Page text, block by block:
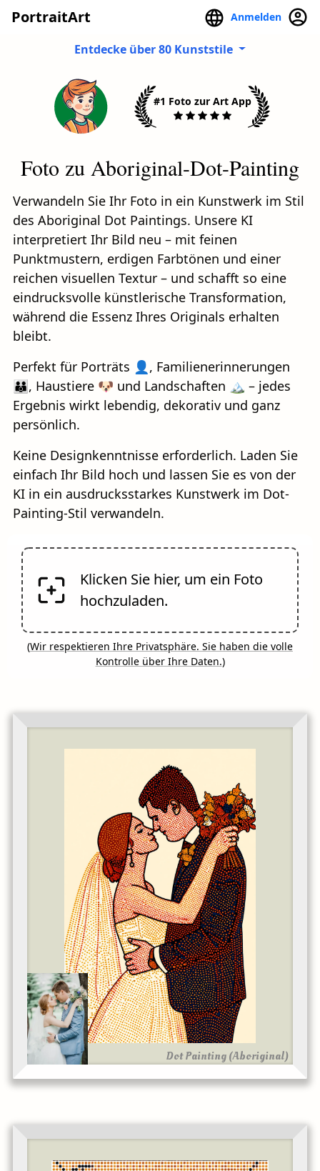
PortraitArt Anmelden
Entdecke über 80 Kunststile
#1 Foto zur Art App
Foto zu Aboriginal-Dot-Painting
Verwandeln Sie Ihr Foto in ein Kunstwerk im Stil
des Aboriginal Dot Paintings. Unsere KI
interpretiert Ihr Bild neu – mit feinen
Punktmustern, erdigen Farbtönen und einer
reichen visuellen Textur – und schafft so eine
eindrucksvolle künstlerische Transformation,
während die Essenz Ihres Originals erhalten
bleibt.
Perfekt für Porträts 👤, Familienerinnerungen
👪️, Haustiere 🐶 und Landschaften 🏔️ – jedes
Ergebnis wirkt lebendig, dekorativ und ganz
persönlich.
Keine Designkenntnisse erforderlich. Laden Sie
einfach Ihr Bild hoch und lassen Sie es von der
KI in ein ausdrucksstarkes Kunstwerk im Dot-
Painting-Stil verwandeln.
Klicken Sie hier, um ein Foto
hochzuladen.
(Wir respektieren Ihre Privatsphäre. Sie haben die volle
Kontrolle über Ihre Daten.)
Dot Painting (Aboriginal)